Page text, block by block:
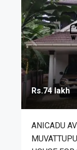
Rs.74 lakh
ANICADU